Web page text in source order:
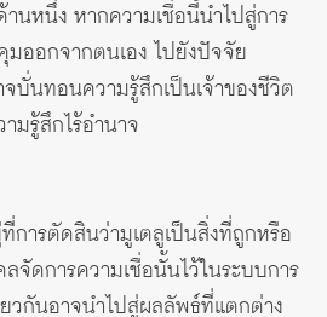
นหนึ่ง หากความเชื่อนี้นำไปสู่การ
มออกจากตนเอง ไปยังปัจจัย
บั่นทอนความรู้สึกเป็นเจ้าของชีวิต
มรู้สึกไร้อำนาจ
การตัดสินว่ามูเตลูเป็นสิ่งที่ถูกหรือ
ดการความเชื่อนั้นไว้ในระบบการ
วกันอาจนำไปสู่ผลลัพธ์ที่แตกต่าง